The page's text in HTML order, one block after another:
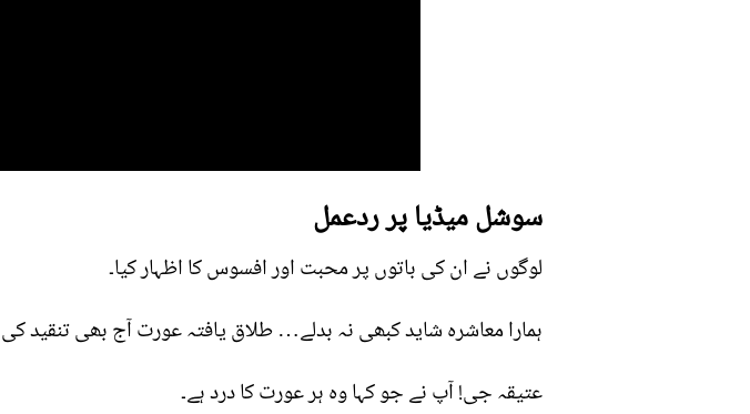
سوشل میڈیا پر ردعمل
لوگوں نے ان کی باتوں پر محبت اور افسوس کا اظہار کیا۔
ہمارا معاشرہ شاید کبھی نہ بدلے… طلاق یافتہ عورت آج بھی تنقید
عتیقہ جی! آپ نے جو کہا وہ ہر عورت کا درد ہے۔